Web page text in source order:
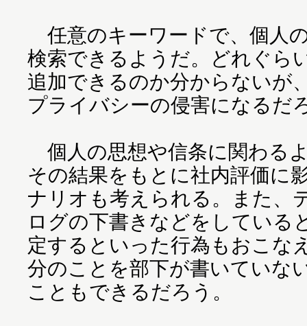
任意のキーワードで、個人
検索できるようだ。どれぐら
追加できるのか分からないが
プライバシーの侵害になるだ
個人の思想や信条に関わる
その結果をもとに社内評価に
ナリオも考えられる。また、
ログの下書きなどをしている
定するといった行為もおこな
分のことを部下が書いていな
こともできるだろう。